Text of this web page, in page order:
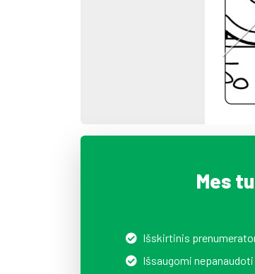
Mes
Išskirtinis
Išsaugomi